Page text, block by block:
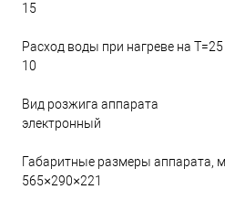
15
Расход воды при нагреве на
10
Вид розжига аппарата
электронный
Габаритные размеры аппарата,
565×290×221